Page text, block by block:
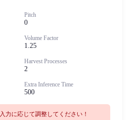
Pitch
0
Volume Factor
1.25
Harvest Processes
2
Extra Inference Time
500
力に応じて調整してください！